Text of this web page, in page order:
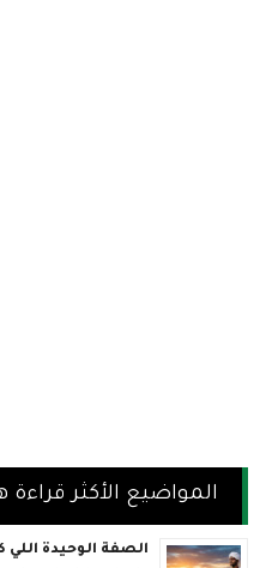
المواضيع الأكثر قراءة
الصفة الوحيدة